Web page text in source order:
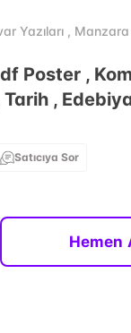
Yazıları ,
Poster ,
Tarih ,
Satıcıya Sor
Hemen